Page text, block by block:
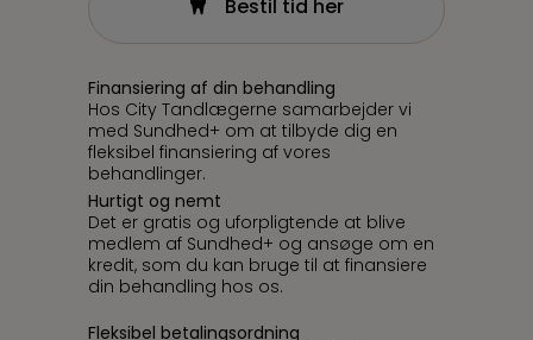
Bestil tid her
Finansiering af din behandling
Hos City Tandlægerne samarbejder vi
med Sundhed+ om at tilbyde dig en
fleksibel finansiering af vores
behandlinger.
Hurtigt og nemt
Det er gratis og uforpligtende at blive
medlem af Sundhed+ og ansøge om en
kredit, som du kan bruge til at finansiere
din behandling hos os.
Fleksibel betalingsordning